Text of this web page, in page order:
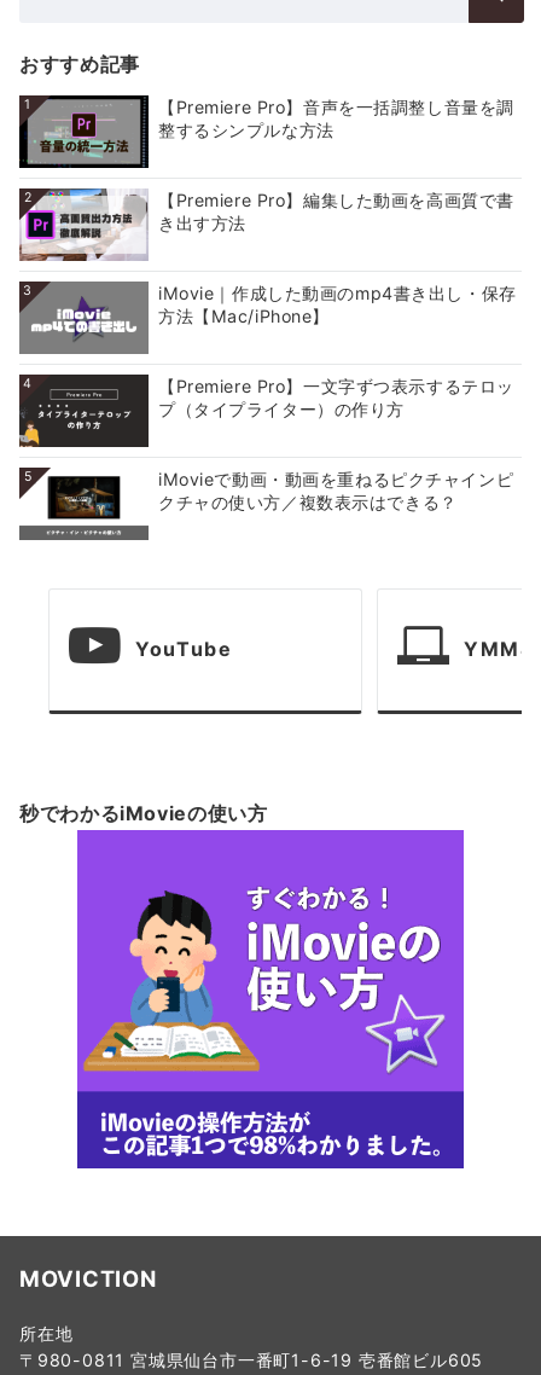
おすすめ記事
1
【Premiere Pro】音声を一括調整し音量を調
整するシンプルな方法
2
【Premiere Pro】編集した動画を高画質で書
き出す方法
3
iMovie｜作成した動画のmp4書き出し・保存
方法【Mac/iPhone】
4
【Premiere Pro】一文字ずつ表示するテロッ
プ（タイプライター）の作り方
5
iMovieで動画・動画を重ねるピクチャインピ
クチャの使い方／複数表示はできる？
YouTube YMM4
秒でわかるiMovieの使い方
MOVICTION
所在地
〒980-0811 宮城県仙台市一番町1-6-19 壱番館ビル605